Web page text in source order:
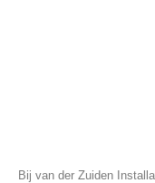
Bij van der Zuiden